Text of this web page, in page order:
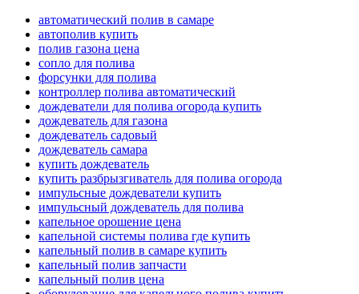
автоматический полив в самаре
автополив купить
полив газона цена
сопло для полива
форсунки для полива
контроллер полива автоматический
дождеватели для полива огорода купить
дождеватель для газона
дождеватель садовый
дождеватель самара
купить дождеватель
купить разбрызгиватель для полива огорода
импульсные дождеватели купить
импульсный дождеватель для полива
капельное орошение цена
капельной системы полива где купить
капельный полив в самаре купить
капельный полив запчасти
капельный полив цена